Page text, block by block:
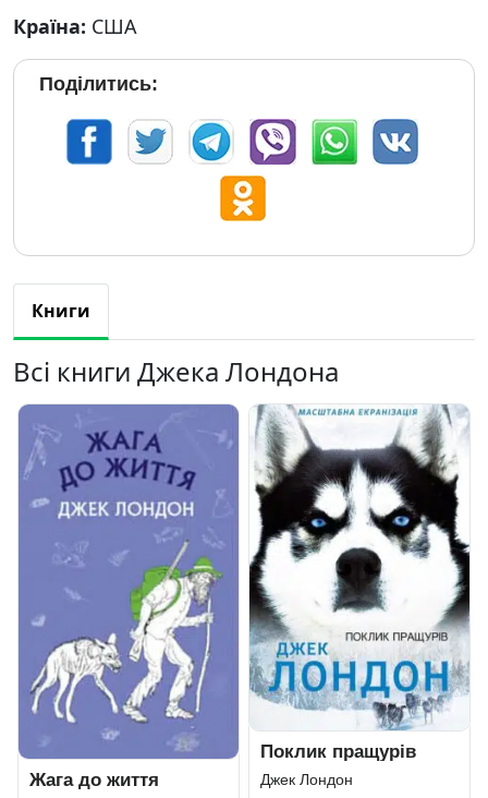
Країна: США
Поділитись:
Книги
Всі книги Джека Лондона
Жага до життя
Поклик пращурів
Джек Лондон